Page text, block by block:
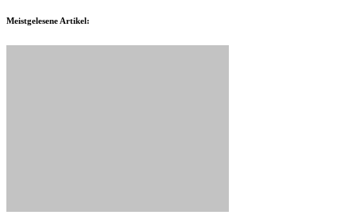
Meistgelesene Artikel: